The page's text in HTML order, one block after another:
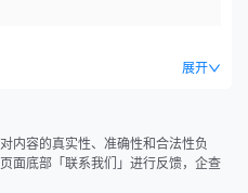
展开
内容的真实性、准确性和合法性负
面底部「联系我们」进行反馈，企查